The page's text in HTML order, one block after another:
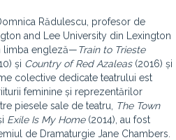
Rădulescu, profesor de
and Lee University din Lexington
limba engleză—Train to Trieste
și Country of Red Azaleas(2016) și
colective dedicate teatrului est
feminine și reprezentărilor
piesele sale de teatru,
The Town
Exile Is My Home(2014), au fost
de Dramaturgie Jane Chambers.